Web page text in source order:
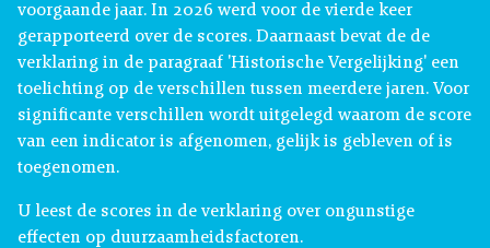
voorgaande jaar. In 2026 werd voor de vierde keer
gerapporteerd over de scores. Daarnaast bevat de de
verklaring in de paragraaf 'Historische Vergelijking' een
toelichting op de verschillen tussen meerdere jaren. Voor
significante verschillen wordt uitgelegd waarom de score
van een indicator is afgenomen, gelijk is gebleven of is
toegenomen.
U leest de scores in de verklaring over ongunstige
effecten op duurzaamheidsfactoren.